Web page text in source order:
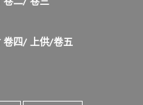
卷四/ 上供/卷五